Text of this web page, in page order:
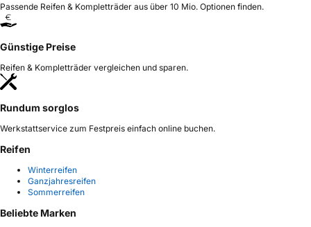
Passende Reifen & Kompletträder aus über 10 Mio. Optionen finden.
Günstige Preise
Reifen & Kompletträder vergleichen und sparen.
Rundum sorglos
Werkstattservice zum Festpreis einfach online buchen.
Reifen
Winterreifen
Ganzjahresreifen
Sommerreifen
Beliebte Marken